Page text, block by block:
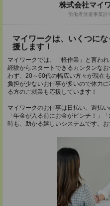
株式会社マイ
労働者派遣事業許
マイワークは、いくつに
援します！
マイワークでは、「軽作業」と言わ
経験からスタートできるカンタンな
わず、20～60代の幅広い方々が現在
負担が少ないお仕事が多いので体力
る方のご就業も応援しています！
マイワークのお仕事は日払い、週払
「年金が入る前にお金がピンチ！」
時も、助かる嬉しいシステムです。